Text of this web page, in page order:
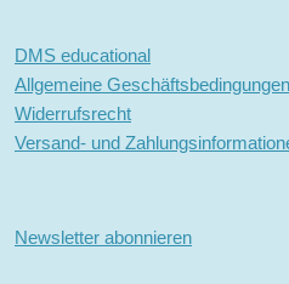
DMS educational
Allgemeine Geschäftsbedingungen
Widerrufsrecht
Versand- und
Newsletter abonnieren